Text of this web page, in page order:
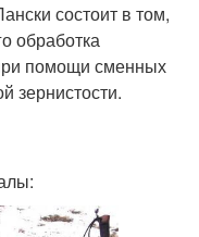
состоит в том,
обработка
помощи сменных
зернистости.